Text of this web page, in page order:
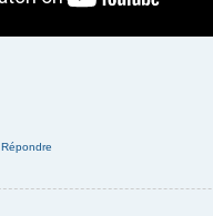
Répondre